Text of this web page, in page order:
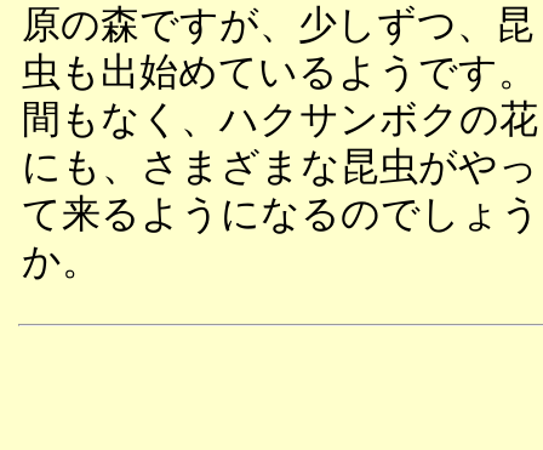
原の森ですが、少しずつ、昆
虫も出始めているようです。
間もなく、ハクサンボクの花
にも、さまざまな昆虫がやっ
て来るようになるのでしょう
か。